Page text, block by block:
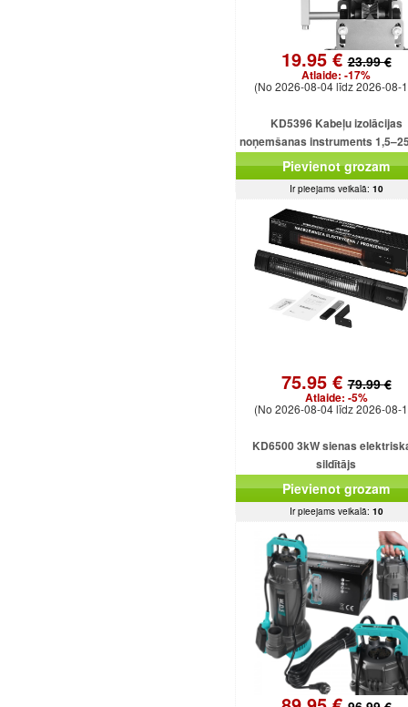
19.95 €23.99 €
Atlaide: -17%
(No 2026-08-04 līdz 2026-08-
KD5396 Kabeļu izolācijas
noņemšanas instruments
kabeļiem
Pievienot grozam
Ir pieejams veikalā: 10
75.95 €79.99 €
Atlaide: -5%
(No 2026-08-04 līdz 2026-08-
KD6500 3kW sienas
sildītājs
Pievienot grozam
Ir pieejams veikalā: 10